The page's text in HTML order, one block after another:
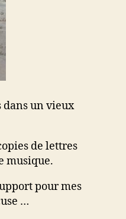
dans un vieux
de lettres
musique.
pour mes
…